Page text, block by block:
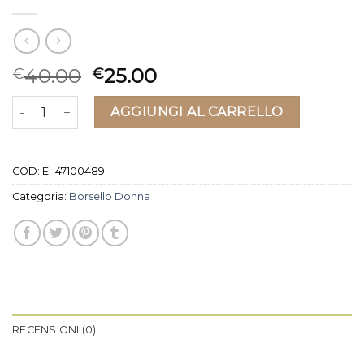
€40.00 €25.00
borsello donna quantitàAGGIUNGI AL CARRELLO
COD: EI-47100489
Categoria: Borsello Donna
RECENSIONI (0)